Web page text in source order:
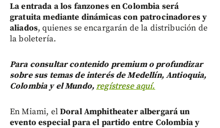
La entrada a los fanzones en Colombia será
gratuita mediante dinámicas con patrocinadores y
aliados, quienes se encargarán de la distribución de
la boletería.
Para consultar contenido premium o profundizar
sobre sus temas de interés de Medellín, Antioquia,
Colombia y el Mundo,regístrese aquí.
En Miami, elDoral Amphitheateralbergará un
evento especial para el partido entre Colombia y